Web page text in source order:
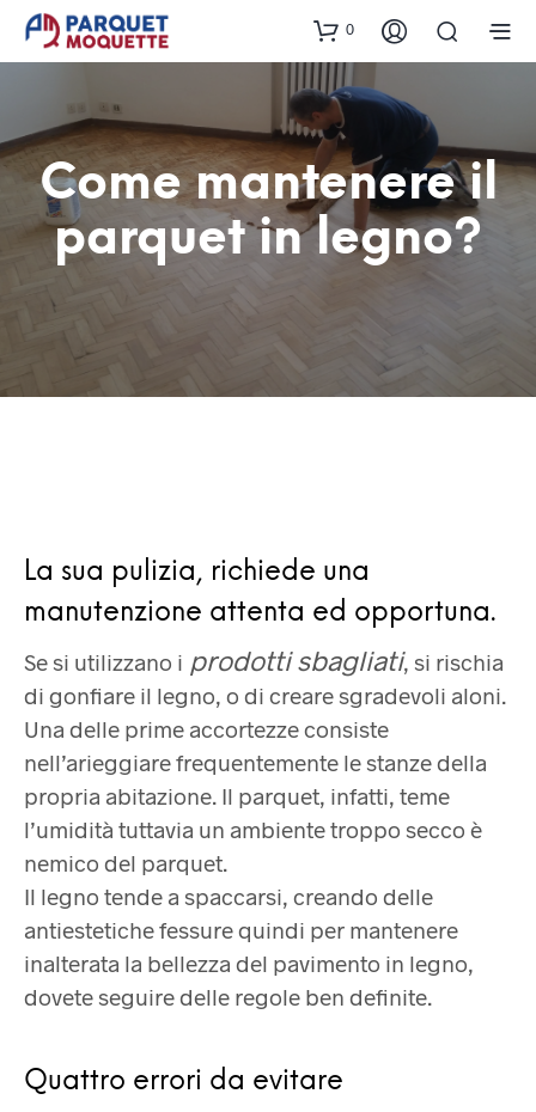
0
Come mantenere il
parquet in legno?
La sua pulizia, richiede una
manutenzione attenta ed opportuna.
Se si utilizzano i prodotti sbagliati, si rischia
di gonfiare il legno, o di creare sgradevoli aloni.
Una delle prime accortezze consiste
nell’arieggiare frequentemente le stanze della
propria abitazione. Il parquet, infatti, teme
l’umidità tuttavia un ambiente troppo secco è
nemico del parquet.
Il legno tende a spaccarsi, creando delle
antiestetiche fessure quindi per mantenere
inalterata la bellezza del pavimento in legno,
dovete seguire delle regole ben definite.
Quattro errori da evitare